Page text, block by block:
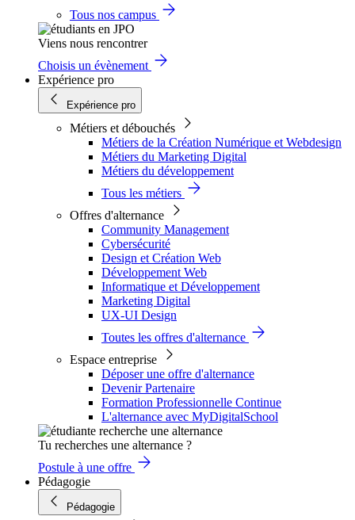
Tous nos campus
Viens nous rencontrer
Choisis un évènement
Expérience pro
Expérience pro
Métiers et débouchés
Métiers de la Création Numérique et Webdesign
Métiers du Marketing Digital
Métiers du développement
Tous les métiers
Offres d'alternance
Community Management
Cybersécurité
Design et Création Web
Développement Web
Informatique et Développement
Marketing Digital
UX-UI Design
Toutes les offres d'alternance
Espace entreprise
Déposer une offre d'alternance
Devenir Partenaire
Formation Professionnelle Continue
L'alternance avec MyDigitalSchool
Tu recherches une alternance ?
Postule à une offre
Pédagogie
Pédagogie